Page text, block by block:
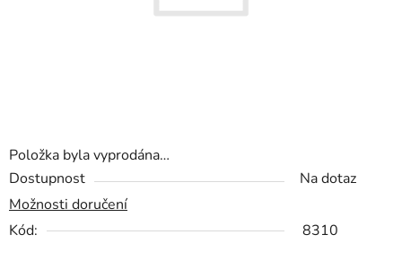
Položka byla vyprodána…
Dostupnost
Na dotaz
Možnosti doručení
Kód:
8310